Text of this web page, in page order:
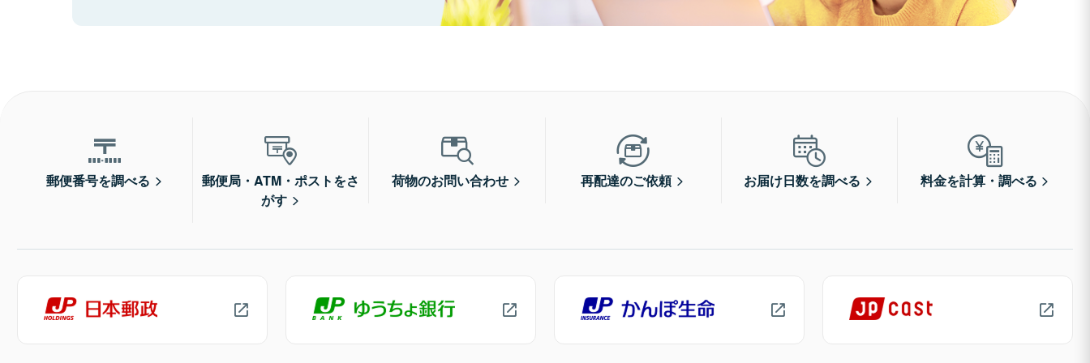
郵便番号を調べる
郵便局・ATM・ポストをさ
がす
荷物のお問い合わせ 再配達のご依頼 お届け日数を調べる 料金を計算・調べる